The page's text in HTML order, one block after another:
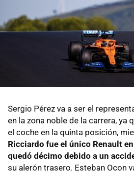
Sergio Pérez va a ser el
en la zona noble de la carrera, ya
el coche en la quinta posición,
Ricciardo fue el único Renault
quedó décimo debido a un
su alerón trasero. Esteban Ocon